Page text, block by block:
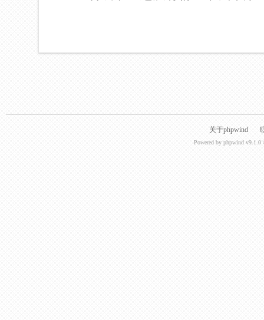
关于phpwind
Powered by phpwind v9.1.0